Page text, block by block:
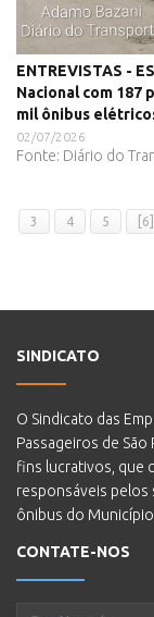
ENTREVISTAS -
Nacional com 187
mil ônibus
02/07/2026
Fonte: Diário do
3 4 5 [6]
SINDICATO
O Sindicato das
Passageiros de São
fins lucrativos, que
responsáveis
ônibus do Município
CONTATE-NOS